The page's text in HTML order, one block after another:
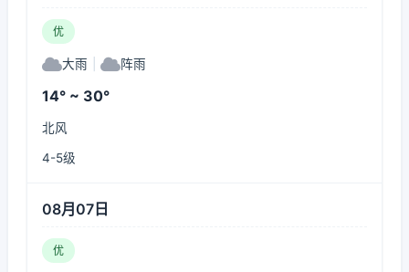
优
大雨 阵雨
14° ~ 30°
北风
4-5级
08月07日
优